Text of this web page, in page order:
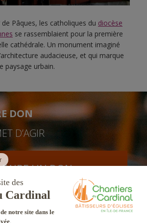
Pâques, les catholiques du diocèse
se rassemblaient pour la première
cathédrale. Un monument imaginé
audacieuse, et qui marque
paysage urbain.
DON
D’AGIR
FAIRE UN DON